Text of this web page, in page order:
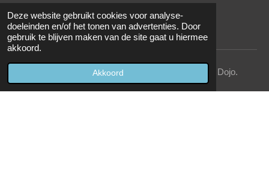
Deze website gebruikt cookies voor analyse-
doeleinden en/of het tonen van advertenties. Door
gebruik te blijven maken van de site gaat u hiermee
akkoord.
Akkoord
Verzenden
Alle foto's op deze site zijn eigendom van ©️Light-Art Dojo.